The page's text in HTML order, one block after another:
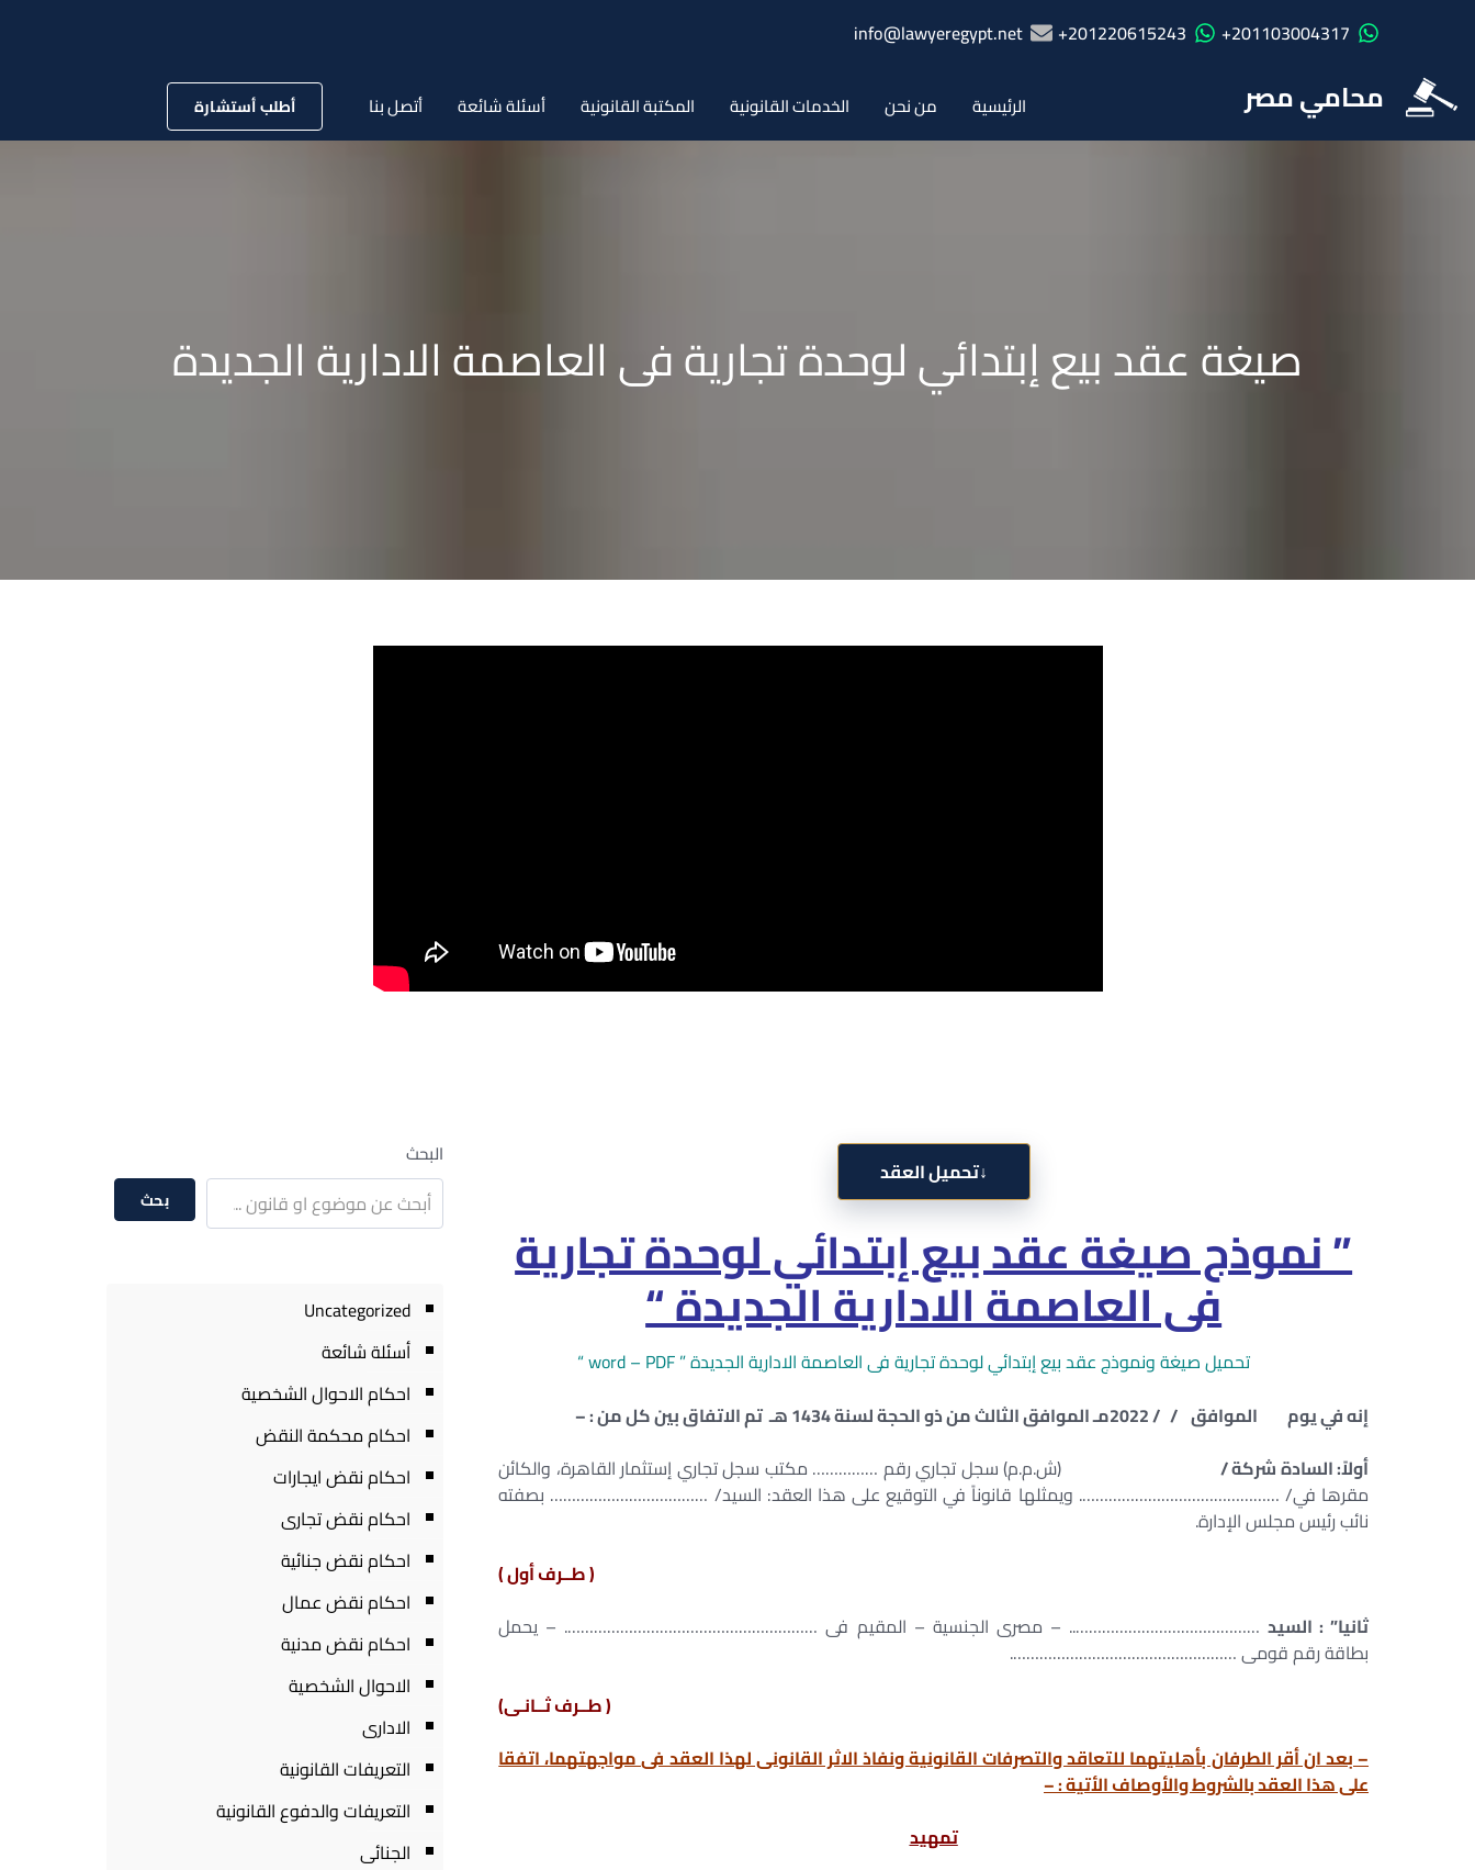
201103004317+
201220615243+
info@lawyeregypt.net
محامي مصر الرئيسية من نحن الخدمات القانونية المكتبة القانونية أسئلة شائعة أتصل بنا أطلب أستشارة
صيغة عقد بيع إبتدائي لوحدة تجارية فى العاصمة الادارية الجديدة
↓تحميل العقد
” نموذج صيغة عقد بيع إبتدائي لوحدة تجارية
فى العاصمة الادارية الجديدة “
تحميل صيغة ونموذج عقد بيع إبتدائي لوحدة تجارية فى العاصمة الادارية الجديدة ” word – PDF “
إنه في يوم الموافق / / 2022مـ الموافق الثالث من ذو الحجة لسنة 1434 هـ تم الاتفاق بين كل من : –
أولاً: السادة شركة /
(ش.م.م) سجل تجاري رقم …………… مكتب سجل تجاري إستثمار القاهرة، والكائن
مقرها في/ ………………………………………. ويمثلها قانوناً في التوقيع على هذا العقد: السيد/ ……………………………… بصفته
نائب رئيس مجلس الإدارة.
( طــرف أول )
ثانيا” : السيد …………………………………….. – مصرى الجنسية – المقيم فى …………………………………………………. – يحمل
بطاقة رقم قومى …………………………………………….
( طــرف ثــانـی)
– بعد ان أقر الطرفان بأهليتهما للتعاقد والتصرفات القانونية ونفاذ الاثر القانونى لهذا العقد فى مواجهتهما، اتفقا
على هذا العقد بالشروط والأوصاف الأتية : –
تمهيد
البحث
بحث
Uncategorized
أسئلة شائعة
احكام الاحوال الشخصية
احكام محكمة النقض
احكام نقض ايجارات
احكام نقض تجارى
احكام نقض جنائية
احكام نقض عمال
احكام نقض مدنية
الاحوال الشخصية
الادارى
التعريفات القانونية
التعريفات والدفوع القانونية
الجنائى